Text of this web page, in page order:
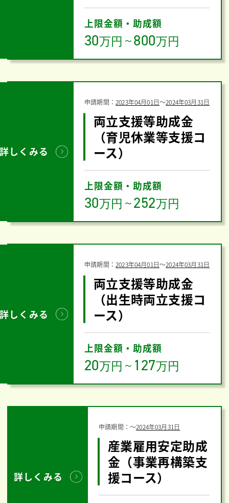
上限金額・助成額
30万円 ～800万円
詳しくみる
申請期間：2023年04月01日〜2024年03月31日
両立支援等助成金
（育児休業等支援コ
ース）
上限金額・助成額
30万円 ～252万円
詳しくみる
申請期間：2023年04月01日〜2024年03月31日
両立支援等助成金
（出生時両立支援コ
ース）
上限金額・助成額
20万円 ～ 127万円
詳しくみる
申請期間：〜2024年03月31日
産業雇用安定助成
金（事業再構築支
援コース）